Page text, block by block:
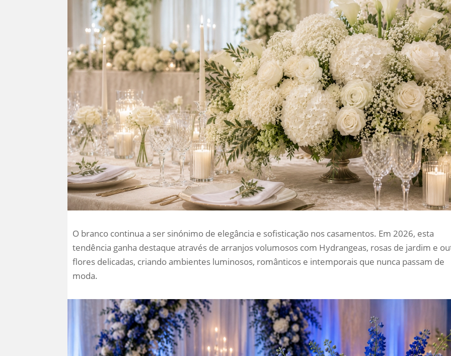
O branco continua a ser sinónimo de elegância e sofisticação nos casamentos. Em 2026, esta
tendência ganha destaque através de arranjos volumosos com Hydrangeas, rosas de jardim e
flores delicadas, criando ambientes luminosos, românticos e intemporais que nunca passam de
moda.